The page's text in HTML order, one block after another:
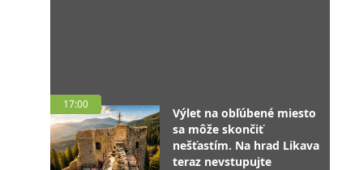
17:00
Výlet na obľúbené miesto
sa môže skončiť
nešťastím. Na hrad Likava
teraz nevstupujte